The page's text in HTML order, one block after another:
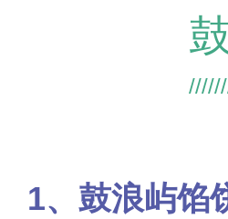
鼓浪屿馅